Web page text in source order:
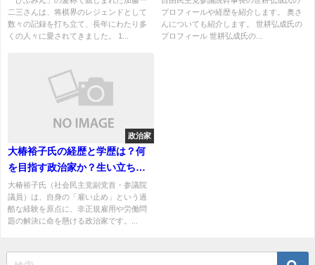
二三さんは、将棋界のレジェンドとして
数々の記録を打ち立て、長年にわたり多
くの人々に愛されてきました。 1...
ます。
プロフィールや経歴を紹介します。 奥さ
んについても紹介します。 世耕弘成氏の
プロフィール 世耕弘成氏の...
政治家
大椿裕子氏の経歴と学歴は？何
を目指す政治家か？生い立ちか
ら現在まで徹底解説
大椿裕子氏（社会民主党副党首・参議院
議員）は、自身の「雇い止め」という過
酷な経験を原点に、非正規雇用や労働問
題の解決に命を懸ける政治家です。...